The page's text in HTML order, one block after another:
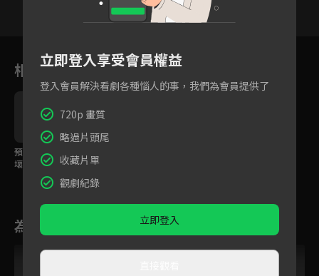
相關花絮
預告：要守護還是破
壞！全面戰爭爆發！
為您推薦
立即登入享受會員權益
登入會員解決看劇各種惱人的事，我們為會員提供了
720p 畫質
略過片頭尾
收藏片單
觀劇紀錄
立即登入